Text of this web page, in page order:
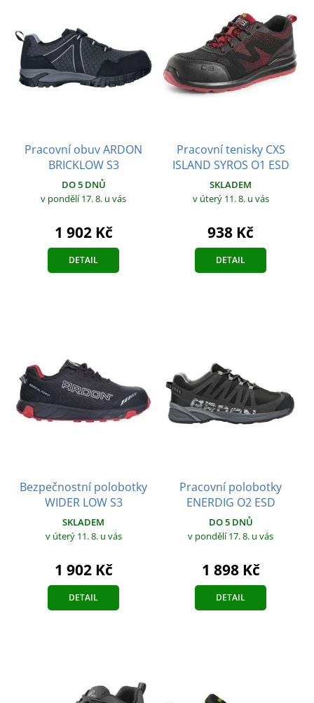
Pracovní obuv ARDON
BRICKLOW S3
DO 5 DNŮ
v pondělí 17. 8. u vás
1 902 Kč
DETAIL
Pracovní tenisky CXS
ISLAND SYROS O1 ESD
SKLADEM
v úterý 11. 8. u vás
938 Kč
DETAIL
Bezpečnostní polobotky
WIDER LOW S3
SKLADEM
v úterý 11. 8. u vás
1 902 Kč
DETAIL
Pracovní polobotky
ENERDIG O2 ESD
DO 5 DNŮ
v pondělí 17. 8. u vás
1 898 Kč
DETAIL